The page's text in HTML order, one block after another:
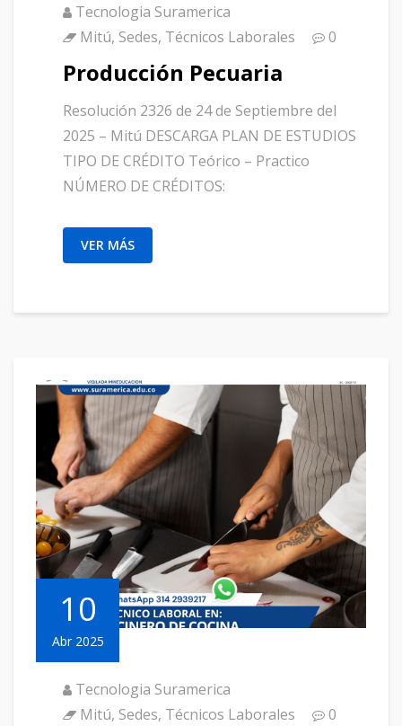
Tecnologia Suramerica
Mitú, Sedes, Técnicos Laborales 0
Producción Pecuaria
Resolución 2326 de 24 de Septiembre del
2025 – Mitú DESCARGA PLAN DE ESTUDIOS
TIPO DE CRÉDITO Teórico – Practico
NÚMERO DE CRÉDITOS:
VER MÁS
10
Abr 2025
Tecnologia Suramerica
Mitú, Sedes, Técnicos Laborales 0